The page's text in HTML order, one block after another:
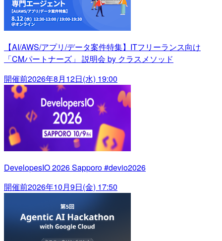
【AI/AWS/アプリ/データ案件特集】ITフリーランス向け
「CMパートナーズ」 説明会 by クラスメソッド
開催前2026年8月12日(水) 19:00
DevelopesIO 2026 Sapporo #devio2026
開催前2026年10月9日(金) 17:50